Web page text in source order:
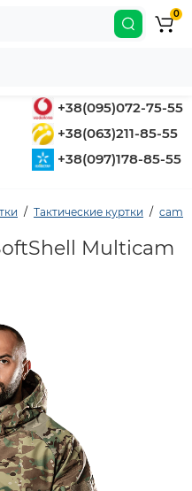
+38(095)072-75-55
+38(063)211-85-55
+38(097)178-85-55
0
Тактические куртки
Multicam